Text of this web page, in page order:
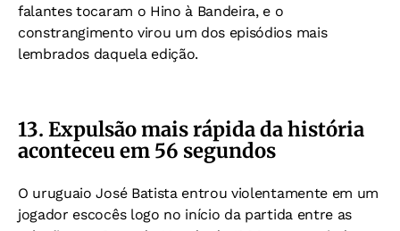
falantes tocaram o Hino à Bandeira, e o
constrangimento virou um dos episódios mais
lembrados daquela edição.
13. Expulsão mais rápida da história
aconteceu em 56 segundos
O uruguaio José Batista entrou violentamente em um
jogador escocês logo no início da partida entre as